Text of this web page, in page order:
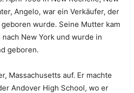
Angelo, war ein Verkäufer, der
wurde. Seine Mutter kam
nach New York und wurde in
geboren.
Massachusetts auf. Er machte
Andover High School, wo er